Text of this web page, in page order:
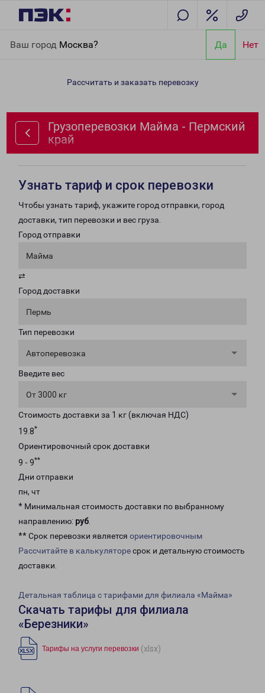
Ваш город Москва? Да Нет
край
Рассчитать и заказать перевозку
Грузоперевозки Майма - Пермский
край
Узнать тариф и срок перевозки
Чтобы узнать тариф, укажите город отправки, город
доставки, тип перевозки и вес груза.
Город отправки
Майма
⇄
Город доставки
Пермь
Тип перевозки
Автоперевозка
Введите вес
От 3000 кг
Стоимость доставки за 1 кг (включая НДС)
19.8*
Ориентировочный срок доставки
9 - 9**
Дни отправки
пн, чт
* Минимальная стоимость доставки по выбранному
направлению: руб.
** Срок перевозки является ориентировочным
Рассчитайте в калькуляторесрок и детальную стоимость
доставки.
Детальная таблица с тарифами для филиала «Майма»
Скачать тарифы для филиала
«Березники»
Тарифы на услуги перевозки (xlsx)